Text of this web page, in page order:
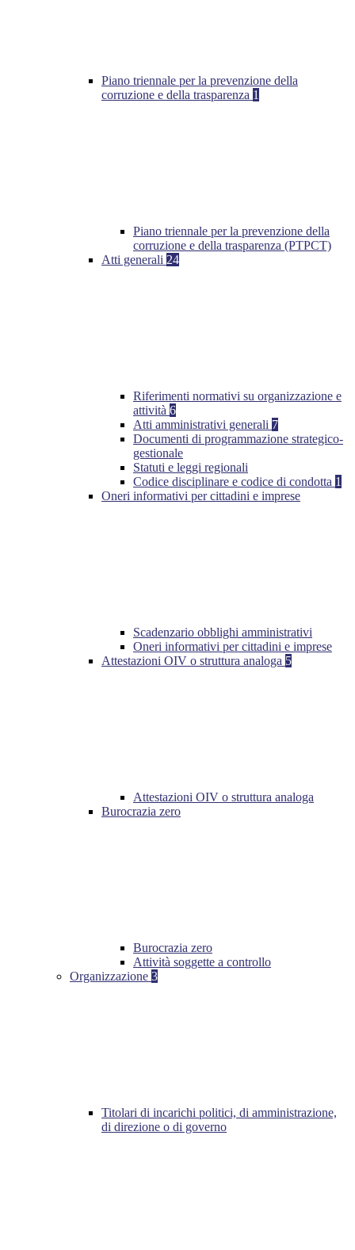
Piano triennale per la prevenzione della
corruzione e della trasparenza 1
Piano triennale per la prevenzione della
corruzione e della trasparenza (PTPCT)
Atti generali 24
Riferimenti normativi su organizzazione e
attività 6
Atti amministrativi generali 7
Documenti di programmazione strategico-
gestionale
Statuti e leggi regionali
Codice disciplinare e codice di condotta 1
Oneri informativi per cittadini e imprese
Scadenzario obblighi amministrativi
Oneri informativi per cittadini e imprese
Attestazioni OIV o struttura analoga 5
Attestazioni OIV o struttura analoga
Burocrazia zero
Burocrazia zero
Attività soggette a controllo
Organizzazione 3
Titolari di incarichi politici, di amministrazione,
di direzione o di governo